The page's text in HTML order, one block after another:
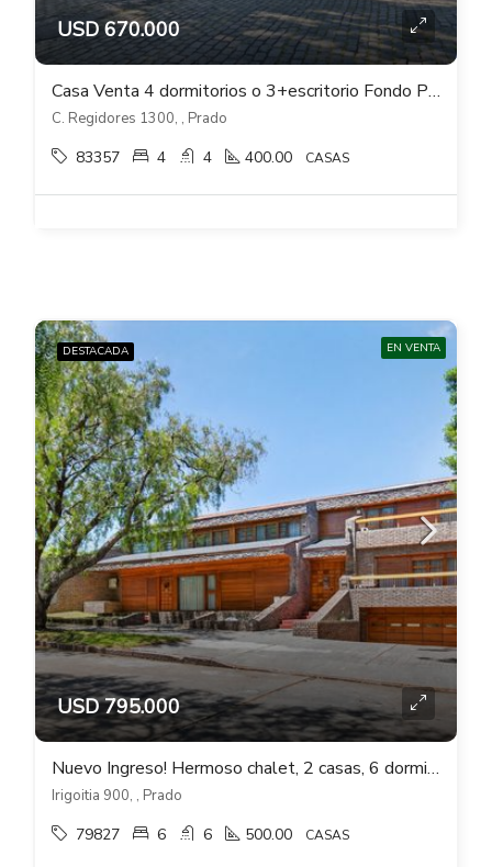
USD 670.000
Casa Venta 4 dormitorios o 3+escritorio Fondo Piscina Bbcoa Gge en Prado
C. Regidores 1300, , Prado
83357 4 4 400.00 CASAS
DESTACADA EN VENTA
USD 795.000
Nuevo Ingreso! Hermoso chalet, 2 casas, 6 dormitorios, Fondo, Piscina en Prado
Irigoitia 900, , Prado
79827 6 6 500.00 CASAS